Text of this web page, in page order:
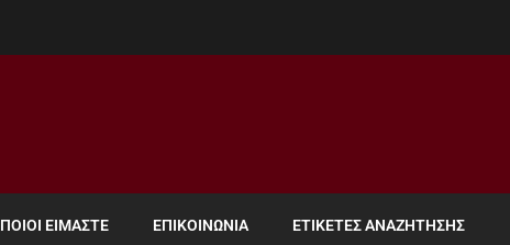
ΠΟΙΟΙ ΕΊΜΑΣΤΕ ΕΠΙΚΟΙΝΩΝΊΑ ΕΤΙΚΈΤΕΣ ΑΝΑΖΉΤΗΣΗΣ